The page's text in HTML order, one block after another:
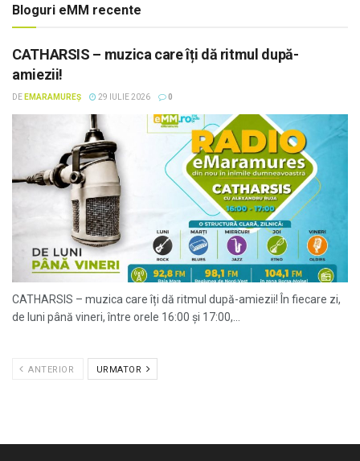
Bloguri eMM recente
CATHARSIS – muzica care îți dă ritmul după-
amiezii!
DE EMARAMUREȘ 29 IULIE 2026 0
CATHARSIS – muzica care îți dă ritmul după-amiezii! În fiecare zi,
de luni până vineri, între orele 16:00 și 17:00,...
ANTERIOR URMATOR